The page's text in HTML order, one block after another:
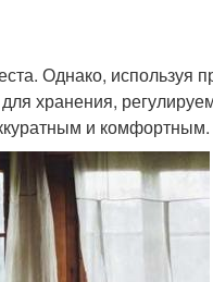
Однако, используя
хранения,
и комфортным.